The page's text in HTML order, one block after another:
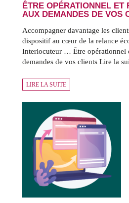
ÊTRE OPÉRATIONNEL ET
AUX DEMANDES DE VOS
Accompagner davantage les
dispositif au cœur de la relance
Interlocuteur … Être opérationnel
demandes de vos clients Lire la
LIRE LA SUITE